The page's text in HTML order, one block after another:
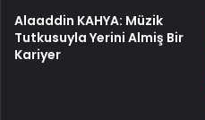
Alaaddin KAHYA: Müzik
Tutkusuyla Yerini Almiş Bir
Kariyer